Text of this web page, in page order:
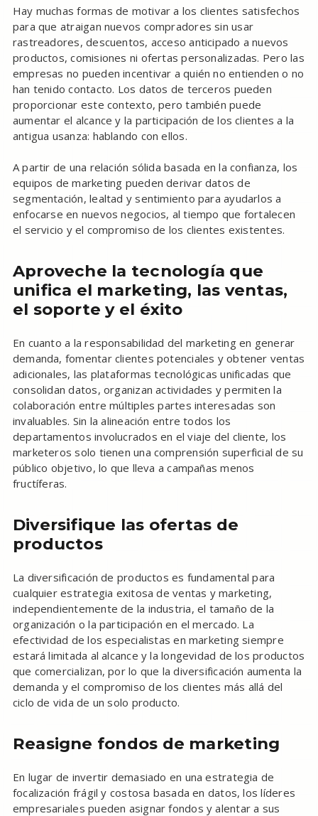
Hay muchas formas de motivar a los clientes satisfechos
para que atraigan nuevos compradores sin usar
rastreadores, descuentos, acceso anticipado a nuevos
productos, comisiones ni ofertas personalizadas. Pero las
empresas no pueden incentivar a quién no entienden o no
han tenido contacto. Los datos de terceros pueden
proporcionar este contexto, pero también puede
aumentar el alcance y la participación de los clientes a la
antigua usanza: hablando con ellos.
A partir de una relación sólida basada en la confianza, los
equipos de marketing pueden derivar datos de
segmentación, lealtad y sentimiento para ayudarlos a
enfocarse en nuevos negocios, al tiempo que fortalecen
el servicio y el compromiso de los clientes existentes.
Aproveche la tecnología que
unifica el marketing, las ventas,
el soporte y el éxito
En cuanto a la responsabilidad del marketing en generar
demanda, fomentar clientes potenciales y obtener ventas
adicionales, las plataformas tecnológicas unificadas que
consolidan datos, organizan actividades y permiten la
colaboración entre múltiples partes interesadas son
invaluables. Sin la alineación entre todos los
departamentos involucrados en el viaje del cliente, los
marketeros solo tienen una comprensión superficial de su
público objetivo, lo que lleva a campañas menos
fructíferas.
Diversifique las ofertas de
productos
La diversificación de productos es fundamental para
cualquier estrategia exitosa de ventas y marketing,
independientemente de la industria, el tamaño de la
organización o la participación en el mercado. La
efectividad de los especialistas en marketing siempre
estará limitada al alcance y la longevidad de los productos
que comercializan, por lo que la diversificación aumenta la
demanda y el compromiso de los clientes más allá del
ciclo de vida de un solo producto.
Reasigne fondos de marketing
En lugar de invertir demasiado en una estrategia de
focalización frágil y costosa basada en datos, los líderes
empresariales pueden asignar fondos y alentar a sus